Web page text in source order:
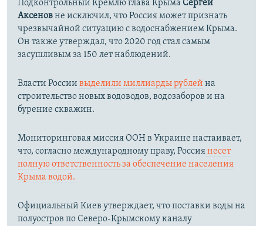
Подконтрольный Кремлю глава Крыма Сергей
Аксеновне исключил, что Россия может признать
чрезвычайной ситуацию с водоснабжением Крыма.
Он также утверждал, что 2020 год стал самым
засушливым за 150 лет наблюдений.​
Власти России выделили миллиарды рублей на
строительство новых водоводов, водозаборов и на
бурение скважин.
Мониторинговая миссия ООН в Украине настаивает,
что, согласно международному праву, Россиянесет
полную ответственность за обеспечение населения
Крыма водой.
Официальный Киев утверждает, что поставки воды на
полуостров по Северо-Крымскому каналу